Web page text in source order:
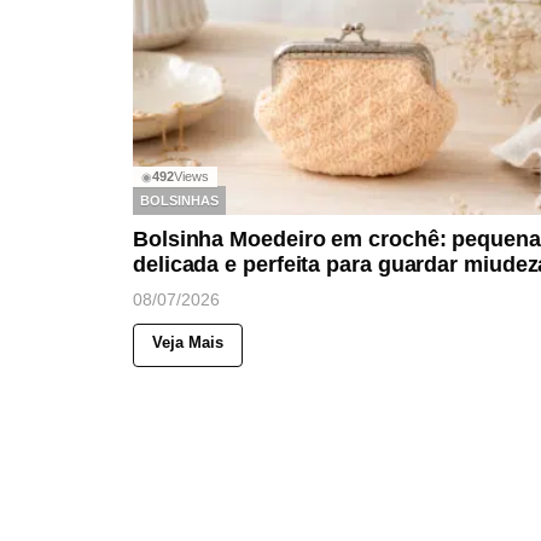
◉492Views
BOLSINHAS
Bolsinha Moedeiro em crochê:
delicada e perfeita para guardar
08/07/2026
Veja Mais